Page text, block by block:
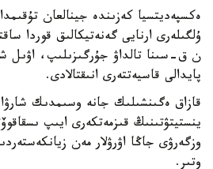
ەكسپەديتسيا كەزىندە جينالعان
ۇلگىلەرى ارنايى گەنەتيكالىق قوردا
ن ق-سىنا تالداۋ جۇرگىزىلىپ، اۋىل
پايدالى قاسيەتتەرى انىقتالادى.
قازاق ەگىنشىلىك جانە وسىمدىك
ينستيتۋتىنىڭ قىزمەتكەرى ايىپ
وزگەرۋى جاڭا اۋرۋلار مەن
وتىر.